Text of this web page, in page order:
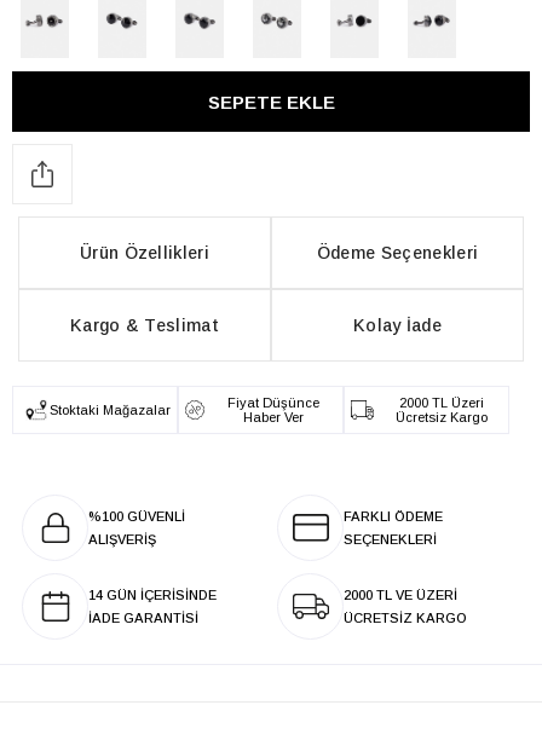
Ürün Özellikleri Ödeme Seçenekleri
Kargo & Teslimat Kolay İade
Stoktaki Mağazalar
Fiyat Düşünce
Haber Ver
2000 TL Üzeri
Ücretsiz Kargo
%100 GÜVENLİ
ALIŞVERİŞ
FARKLI ÖDEME
SEÇENEKLERİ
14 GÜN İÇERİSİNDE
İADE GARANTİSİ
2000 TL VE ÜZERİ
ÜCRETSİZ KARGO